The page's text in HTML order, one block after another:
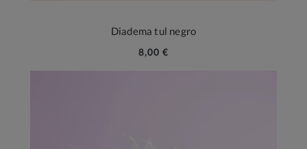
Diadema tul negro
8,00 €